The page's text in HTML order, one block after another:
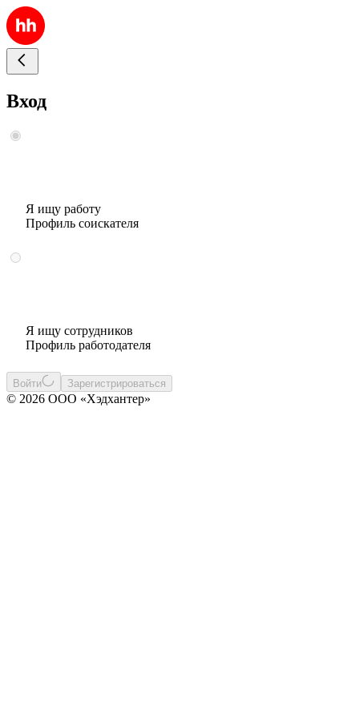
Вход
Я ищу работу
Профиль соискателя
Я ищу сотрудников
Профиль работодателя
Войти Зарегистрироваться
© 2026 ООО «Хэдхантер»